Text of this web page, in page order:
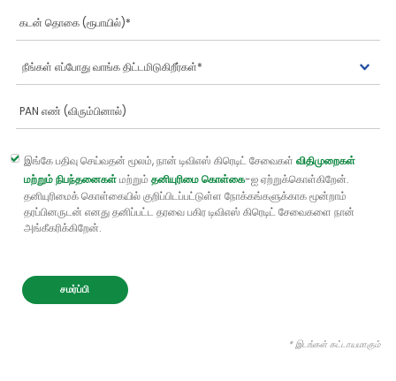
இங்கே பதிவு செய்வதன் மூலம், நான் டிவிஎஸ் கிரெடிட் சேவைகள்விதிமுறைகள்
மற்றும் நிபந்தனைகள்மற்றும்தனியுரிமை கொள்கை-ஐ ஏற்றுக்கொள்கிறேன்.
தனியுரிமைக் கொள்கையில் குறிப்பிடப்பட்டுள்ள நோக்கங்களுக்காக மூன்றாம்
தரப்பினருடன் எனது தனிப்பட்ட தரவை பகிர டிவிஎஸ் கிரெடிட் சேவைகளை நான்
அங்கீகரிக்கிறேன்.
சமர்ப்பி
* இடங்கள் கட்டாயமாகும்